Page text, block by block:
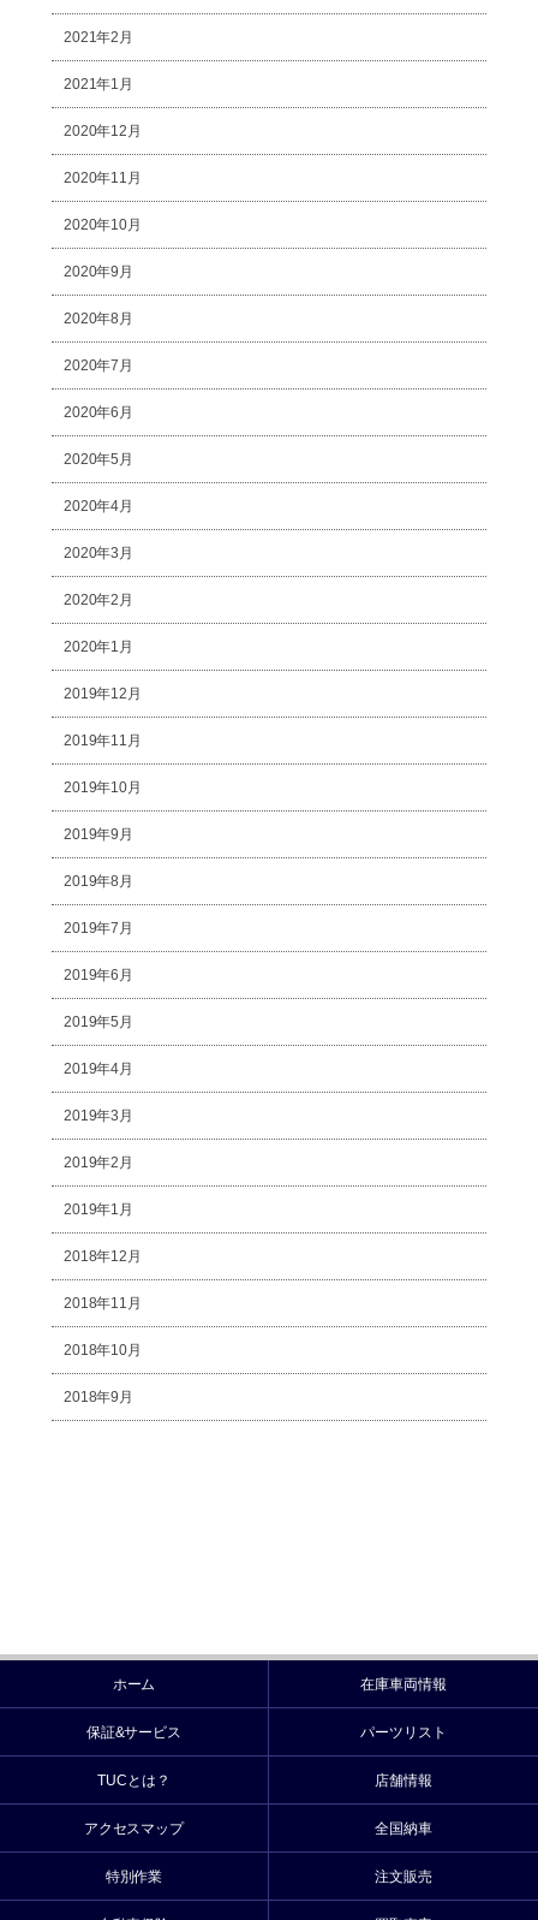
2021年2月
2021年1月
2020年12月
2020年11月
2020年10月
2020年9月
2020年8月
2020年7月
2020年6月
2020年5月
2020年4月
2020年3月
2020年2月
2020年1月
2019年12月
2019年11月
2019年10月
2019年9月
2019年8月
2019年7月
2019年6月
2019年5月
2019年4月
2019年3月
2019年2月
2019年1月
2018年12月
2018年11月
2018年10月
2018年9月
ホーム 在庫車両情報
保証&サービス パーツリスト
TUCとは？ 店舗情報
アクセスマップ 全国納車
特別作業 注文販売